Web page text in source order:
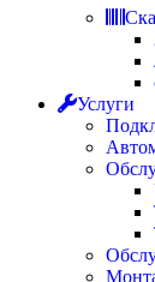
Услуги